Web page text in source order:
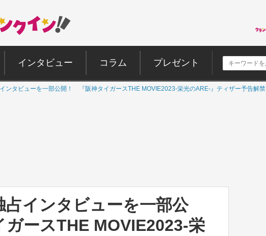
インタビュー コラム プレゼント
ンタビューを一部公開！ 『阪神タイガースTHE MOVIE2023‐栄光のARE‐』ティザー予告解禁
占インタビューを一部公
ースTHE MOVIE2023‐栄